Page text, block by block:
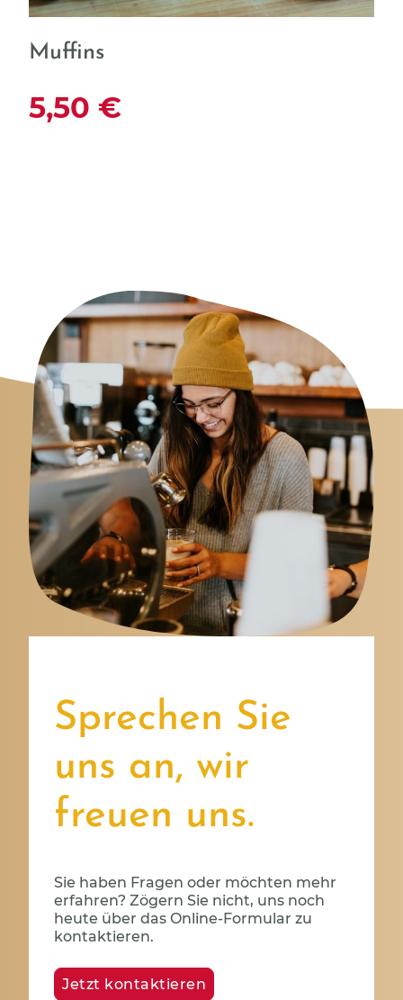
Muffins
5,50 €
Sprechen Sie
uns an, wir
freuen uns.
Sie haben Fragen oder möchten mehr
erfahren? Zögern Sie nicht, uns noch
heute über das Online-Formular zu
kontaktieren.
Jetzt kontaktieren